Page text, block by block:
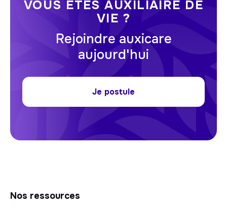
VOUS ÊTES AUXILIAIRE DE
VIE ?
Rejoindre auxicare
aujourd'hui
Je postule
Nos ressources